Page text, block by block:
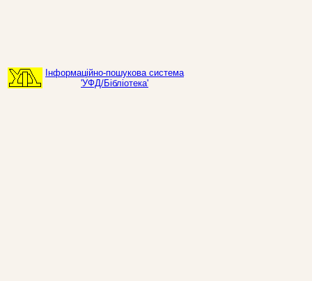
Інформаційно-пошукова система
'УФД/Бібліотека'